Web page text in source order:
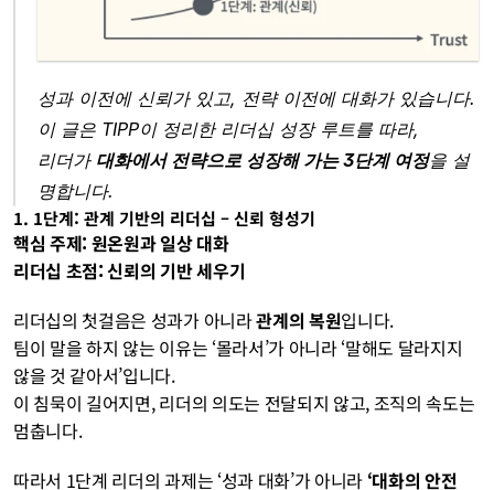
성과 이전에 신뢰가 있고, 전략 이전에 대화가 있습니다.
이 글은 TIPP이 정리한 리더십 성장 루트를 따라,
리더가 대화에서 전략으로 성장해 가는 3단계 여정을 설
명합니다.
1. 1단계: 관계 기반의 리더십 – 신뢰 형성기
핵심 주제: 원온원과 일상 대화
리더십 초점: 신뢰의 기반 세우기
리더십의 첫걸음은 성과가 아니라 관계의 복원입니다.
팀이 말을 하지 않는 이유는 ‘몰라서’가 아니라 ‘말해도 달라지지
않을 것 같아서’입니다.
이 침묵이 길어지면, 리더의 의도는 전달되지 않고, 조직의 속도는
멈춥니다.
따라서 1단계 리더의 과제는 ‘성과 대화’가 아니라 ‘대화의 안전